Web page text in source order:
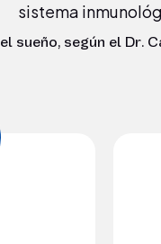
sistema
sueño, según el Dr.